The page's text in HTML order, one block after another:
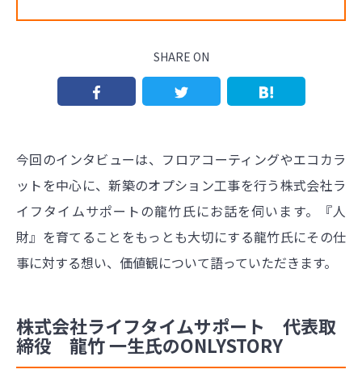
SHARE ON
今回のインタビューは、フロアコーティングやエコカラ
ットを中心に、新築のオプション工事を行う株式会社ラ
イフタイムサポートの龍竹氏にお話を伺います。『人
財』を育てることをもっとも大切にする龍竹氏にその仕
事に対する想い、価値観について語っていただきます。
株式会社ライフタイムサポート 代表取
締役 龍竹 一生氏のONLYSTORY